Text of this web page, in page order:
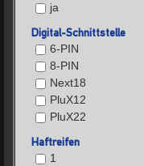
ja
Digital-Schnittstelle
6-PIN
8-PIN
Next18
PluX12
PluX22
Haftreifen
1